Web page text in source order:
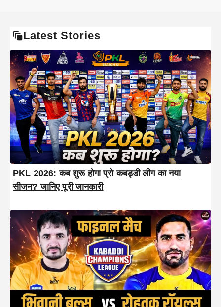
Latest Stories
PKL 2026: कब शुरू होगा प्रो कबड्डी लीग का नया
सीजन? जानिए पूरी जानकारी